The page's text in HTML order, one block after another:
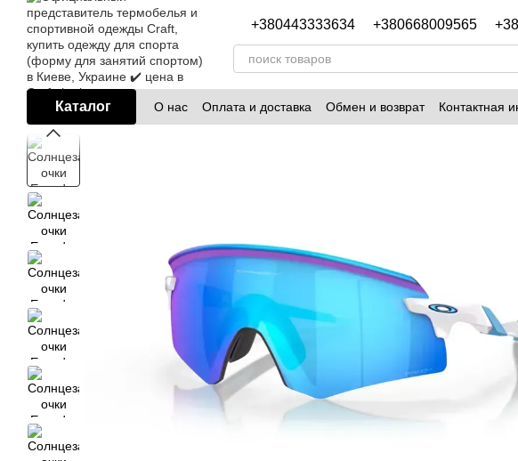
Перейти к основному контенту
+380443333634 +380668009565
Каталог О нас Оплата и доставка Обмен и возврат Контактная
Блог